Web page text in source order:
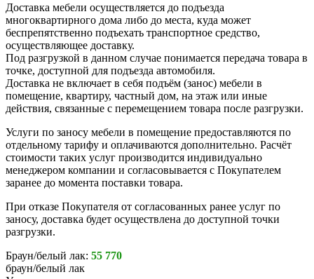
Доставка мебели осуществляется до подъезда
многоквартирного дома либо до места, куда может
беспрепятственно подъехать транспортное средство,
осуществляющее доставку.
Под разгрузкой в данном случае понимается передача товара в
точке, доступной для подъезда автомобиля.
Доставка не включает в себя подъём (занос) мебели в
помещение, квартиру, частный дом, на этаж или иные
действия, связанные с перемещением товара после разгрузки.
Услуги по заносу мебели в помещение предоставляются по
отдельному тарифу и оплачиваются дополнительно. Расчёт
стоимости таких услуг производится индивидуально
менеджером компании и согласовывается с Покупателем
заранее до момента поставки товара.
При отказе Покупателя от согласованных ранее услуг по
заносу, доставка будет осуществлена до доступной точки
разгрузки.
Браун/белый лак: 55 770
браун/белый лак